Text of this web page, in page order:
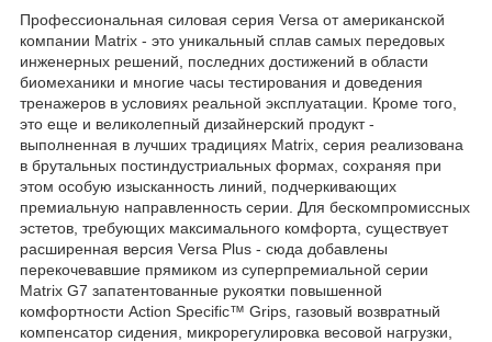
Профессиональная силовая серия Versa от американской
компании Matrix - это уникальный сплав самых передовых
инженерных решений, последних достижений в области
биомеханики и многие часы тестирования и доведения
тренажеров в условиях реальной эксплуатации. Кроме того,
это еще и великолепный дизайнерский продукт -
выполненная в лучших традициях Matrix, серия реализована
в брутальных постиндустриальных формах, сохраняя при
этом особую изысканность линий, подчеркивающих
премиальную направленность серии. Для бескомпромиссных
эстетов, требующих максимального комфорта, существует
расширенная версия Versa Plus - сюда добавлены
перекочевавшие прямиком из суперпремиальной серии
Matrix G7 запатентованные рукоятки повышенной
комфортности Action Specific™ Grips, газовый возвратный
компенсатор сидения, микрорегулировка весовой нагрузки,